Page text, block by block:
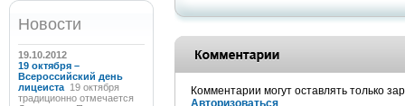
Новости
19.10.2012
19 октября –
Всероссийский день
лицеиста 19 октября
традиционно отмечается
Комментарии могут оставлять только
Авторизоваться